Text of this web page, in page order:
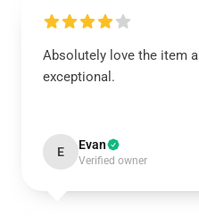
Absolutely love the item
exceptional.
E Evan
Verified owner